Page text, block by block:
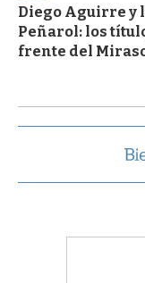
Diego Aguirre y
Peñarol: los
frente del